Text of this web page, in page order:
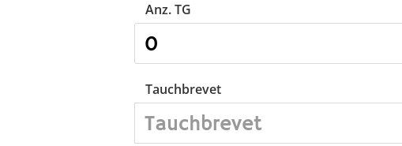
Anz. TG
Tauchbrevet